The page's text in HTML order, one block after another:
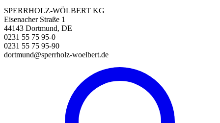
SPERRHOLZ-WÖLBERT KG
Eisenacher Straße 1
44143 Dortmund, DE
0231 55 75 95-0
0231 55 75 95-90
dortmund@sperrholz-woelbert.de